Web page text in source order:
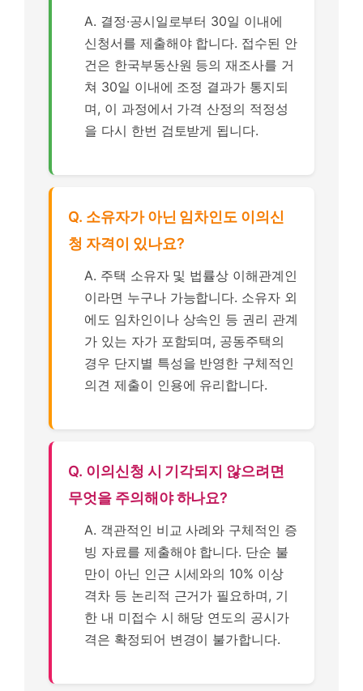
A. 결정·공시일로부터 30일 이내에
신청서를 제출해야 합니다. 접수된 안
건은 한국부동산원 등의 재조사를 거
쳐 30일 이내에 조정 결과가 통지되
며, 이 과정에서 가격 산정의 적정성
을 다시 한번 검토받게 됩니다.
Q. 소유자가 아닌 임차인도 이의신
청 자격이 있나요?
A. 주택 소유자 및 법률상 이해관계인
이라면 누구나 가능합니다. 소유자 외
에도 임차인이나 상속인 등 권리 관계
가 있는 자가 포함되며, 공동주택의
경우 단지별 특성을 반영한 구체적인
의견 제출이 인용에 유리합니다.
Q. 이의신청 시 기각되지 않으려면
무엇을 주의해야 하나요?
A. 객관적인 비교 사례와 구체적인 증
빙 자료를 제출해야 합니다. 단순 불
만이 아닌 인근 시세와의 10% 이상
격차 등 논리적 근거가 필요하며, 기
한 내 미접수 시 해당 연도의 공시가
격은 확정되어 변경이 불가합니다.